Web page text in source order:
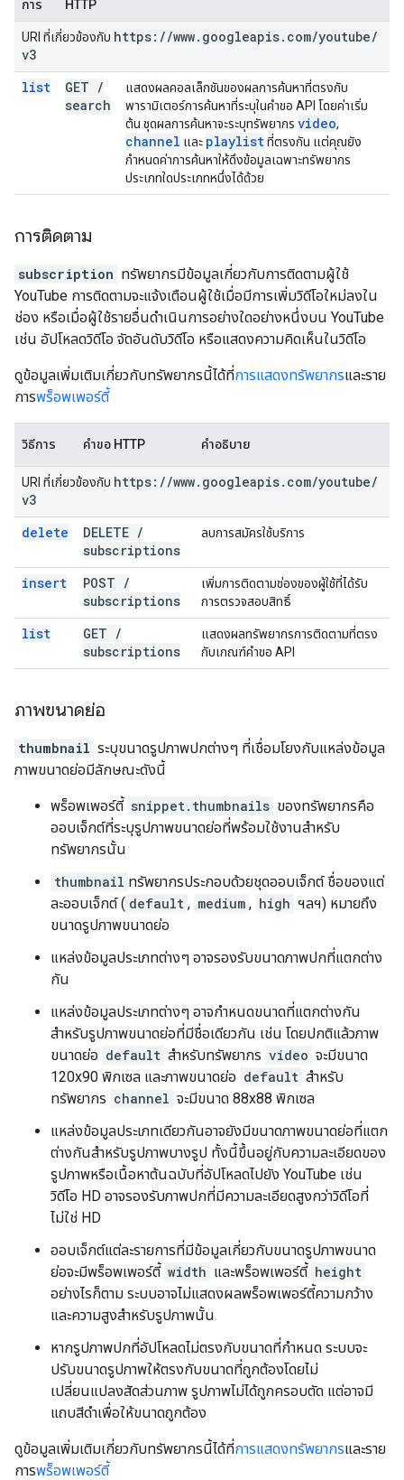
การ HTTP
URI ที่เกี่ยวข้องกับ https: //www. googleapis. com/youtube/
v3
list
GET /
search
แสดงผลคอลเล็กชันของผลการค้นหาที่ตรงกับ
พารามิเตอร์การค้นหาที่ระบุในคำขอ API โดยค่าเริ่ม
ต้น ชุดผลการค้นหาจะระบุทรัพยากร video,
channel และ playlistที่ตรงกัน แต่คุณยัง
กำหนดค่าการค้นหาให้ดึงข้อมูลเฉพาะทรัพยากร
ประเภทใดประเภทหนึ่งได้ด้วย
การติดตาม
subscription ทรัพยากรมีข้อมูลเกี่ยวกับการติดตามผู้ใช้
YouTube การติดตามจะแจ้งเตือนผู้ใช้เมื่อมีการเพิ่มวิดีโอใหม่ลงใน
ช่อง หรือเมื่อผู้ใช้รายอื่นดำเนินการอย่างใดอย่างหนึ่งบน YouTube
เช่น อัปโหลดวิดีโอ จัดอันดับวิดีโอ หรือแสดงความคิดเห็นในวิดีโอ
ดูข้อมูลเพิ่มเติมเกี่ยวกับทรัพยากรนี้ได้ที่การแสดงทรัพยากรและราย
การพร็อพเพอร์ตี้
วิธีการ คำขอ HTTP คำอธิบาย
URI ที่เกี่ยวข้องกับ https: //www. googleapis. com/youtube/
v3
delete
DELETE /
subscriptions
ลบการสมัครใช้บริการ
insert POST /
subscriptions
เพิ่มการติดตามช่องของผู้ใช้ที่ได้รับ
การตรวจสอบสิทธิ์
list GET /
subscriptions
แสดงผลทรัพยากรการติดตามที่ตรง
กับเกณฑ์คำขอ API
ภาพขนาดย่อ
thumbnail ระบุขนาดรูปภาพปกต่างๆ ที่เชื่อมโยงกับแหล่งข้อมูล
ภาพขนาดย่อมีลักษณะดังนี้
พร็อพเพอร์ตี้ snippet.thumbnails ของทรัพยากรคือ
ออบเจ็กต์ที่ระบุรูปภาพขนาดย่อที่พร้อมใช้งานสำหรับ
ทรัพยากรนั้น
thumbnail ทรัพยากรประกอบด้วยชุดออบเจ็กต์ ชื่อของแต่
ละออบเจ็กต์ ( default , medium , high ฯลฯ) หมายถึง
ขนาดรูปภาพขนาดย่อ
แหล่งข้อมูลประเภทต่างๆ อาจรองรับขนาดภาพปกที่แตกต่าง
กัน
แหล่งข้อมูลประเภทต่างๆ อาจกำหนดขนาดที่แตกต่างกัน
สำหรับรูปภาพขนาดย่อที่มีชื่อเดียวกัน เช่น โดยปกติแล้วภาพ
ขนาดย่อ default สำหรับทรัพยากร video จะมีขนาด
120x90 พิกเซล และภาพขนาดย่อ default สำหรับ
ทรัพยากร channel จะมีขนาด 88x88 พิกเซล
แหล่งข้อมูลประเภทเดียวกันอาจยังมีขนาดภาพขนาดย่อที่แตก
ต่างกันสำหรับรูปภาพบางรูป ทั้งนี้ขึ้นอยู่กับความละเอียดของ
รูปภาพหรือเนื้อหาต้นฉบับที่อัปโหลดไปยัง YouTube เช่น
วิดีโอ HD อาจรองรับภาพปกที่มีความละเอียดสูงกว่าวิดีโอที่
ไม่ใช่ HD
ออบเจ็กต์แต่ละรายการที่มีข้อมูลเกี่ยวกับขนาดรูปภาพขนาด
ย่อจะมีพร็อพเพอร์ตี้ width และพร็อพเพอร์ตี้ height
อย่างไรก็ตาม ระบบอาจไม่แสดงผลพร็อพเพอร์ตี้ความกว้าง
และความสูงสำหรับรูปภาพนั้น
หากรูปภาพปกที่อัปโหลดไม่ตรงกับขนาดที่กำหนด ระบบจะ
ปรับขนาดรูปภาพให้ตรงกับขนาดที่ถูกต้องโดยไม่
เปลี่ยนแปลงสัดส่วนภาพ รูปภาพไม่ได้ถูกครอบตัด แต่อาจมี
แถบสีดำเพื่อให้ขนาดถูกต้อง
ดูข้อมูลเพิ่มเติมเกี่ยวกับทรัพยากรนี้ได้ที่การแสดงทรัพยากรและราย
การพร็อพเพอร์ตี้